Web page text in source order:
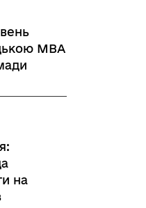
МВА
на